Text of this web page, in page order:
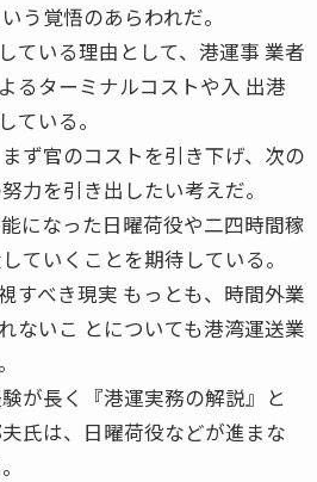
う覚悟のあらわれだ。
ている理由として、港運事 業者
るターミナルコストや入 出港
ている。
ず官のコストを引き下げ、次の
力を引き出したい考えだ。
になった日曜荷役や二四時間稼
ていくことを期待している。
すべき現実 もっとも、時間外業
ないこ とについても港湾運送業
が長く『港運実務の解説』と
氏は、日曜荷役などが進まな